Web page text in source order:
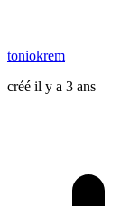
toniokrem
créé il y a 3 ans